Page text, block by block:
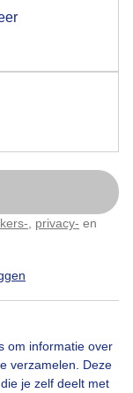
privacy- en
om informatie over
verzamelen. Deze
je zelf deelt met
39x bekeken
waarin